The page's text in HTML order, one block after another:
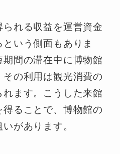
れる収益を運営資金
いう側面もありま
間の滞在中に博物館
の利用は観光消費の
ます。こうした来館
ることで、博物館の
があります。